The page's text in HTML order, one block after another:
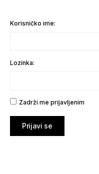
Korisničko ime:
Lozinka:
Zadrži me prijavljenim
Prijavi se